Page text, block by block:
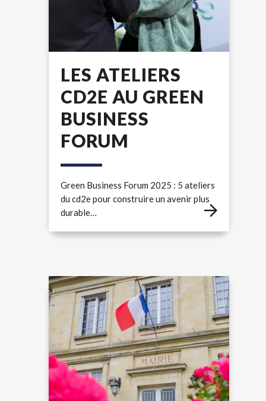
LES ATELIERS
CD2E AU GREEN
BUSINESS
FORUM
Green Business Forum 2025 : 5 ateliers
du cd2e pour construire un avenir plus
durable…